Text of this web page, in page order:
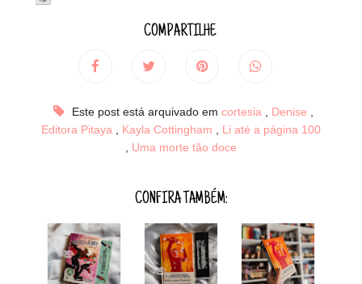
COMPARTILHE
Este post está arquivado em cortesia Denise
Editora Pitaya
Kayla Cottingham
Li até a página 100
Uma morte tão doce
CONFIRA TAMBÉM: